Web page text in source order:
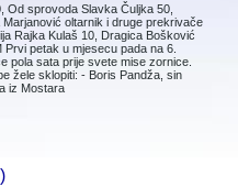
sprovoda Slavka Čuljka 50,
oltarnik i druge prekrivače
Rajka Kulaš 10, Dragica Bošković
petak u mjesecu pada na 6.
pola sata prije svete mise zornice.
žele sklopiti: - Boris Pandža, sin
iz Mostara